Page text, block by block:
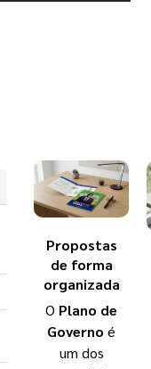
Propostas
de forma
organizada
O Plano de
Governo é
um dos